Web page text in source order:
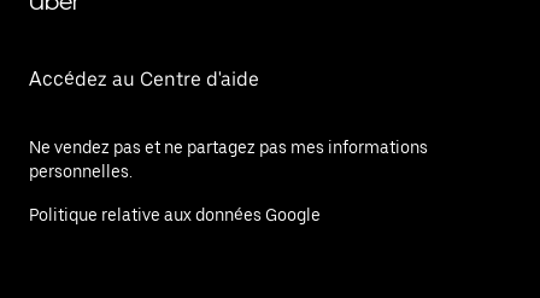
Accédez au Centre d'aide
Ne vendez pas et ne partagez pas mes informations
personnelles.
Politique relative aux données Google